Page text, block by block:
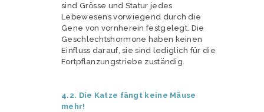
sind Grösse und Statur jedes
Lebewesens vorwiegend durch die
Gene von vornherein festgelegt. Die
Geschlechtshormone haben keinen
Einfluss darauf, sie sind lediglich für die
Fortpflanzungstriebe zuständig.
4.2. Die Katze fängt keine Mäuse
mehr!